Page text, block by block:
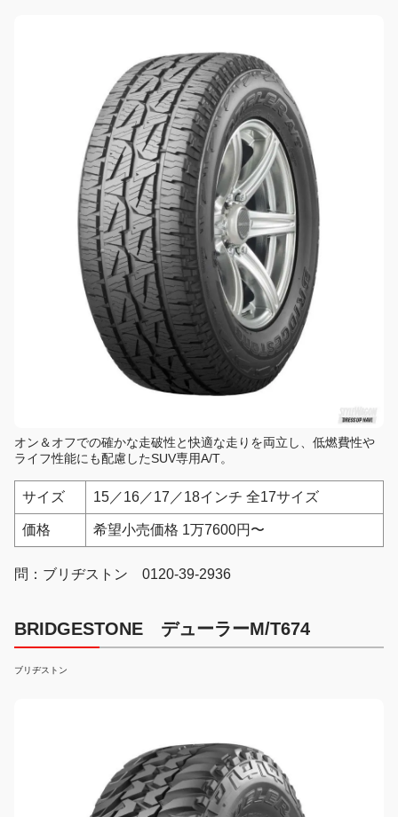
オン＆オフでの確かな走破性と快適な走りを両立し、低燃費性や
ライフ性能にも配慮したSUV専用A/T。
サイズ 15／16／17／18インチ 全17サイズ
価格 希望小売価格 1万7600円〜
問：ブリヂストン 0120-39-2936
BRIDGESTONE デューラーM/T674
ブリヂストン